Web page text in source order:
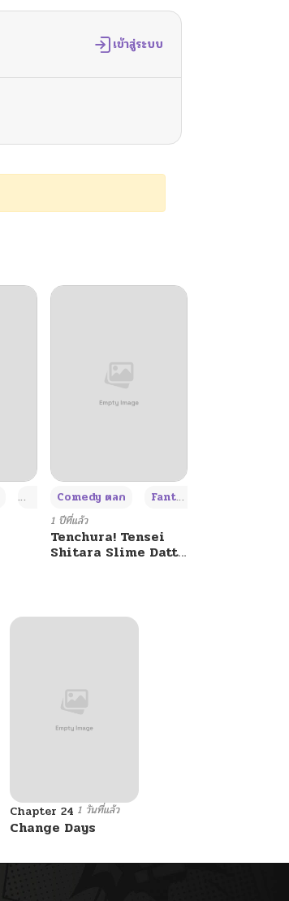
เข้าสู่ระบบ
Adult ผู้ใหญ่ +4
Comedy ตลก Fantasy แฟนตาซี
1 ปีที่แล้ว
Tenchura! Tensei
Shitara Slime Datta
Chapter 24 1 วันที่แล้ว
Change Days